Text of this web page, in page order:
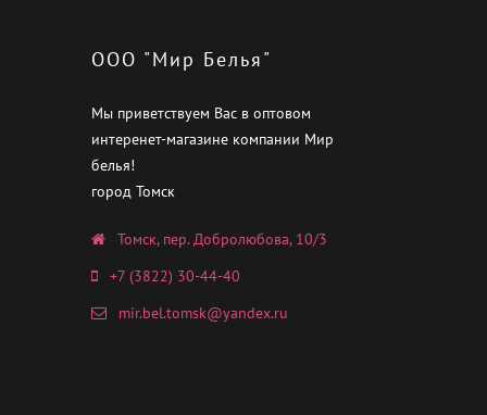
ООО "Мир Белья"
Мы приветствуем Вас в оптовом
интеренет-магазине компании Мир
белья!
город Томск
Томск, пер. Добролюбова, 10/3
+7 (3822) 30-44-40
mir.bel.tomsk@yandex.ru